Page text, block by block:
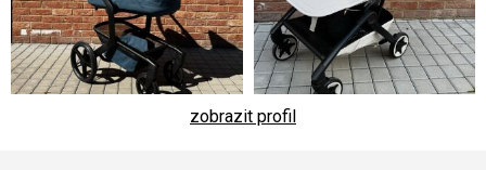
zobrazit profil